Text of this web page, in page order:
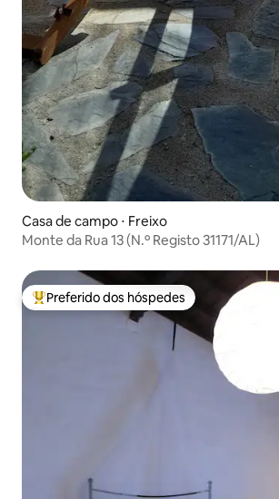
Casa de campo ⋅ Freixo
Monte da Rua 13 (N.º Registo 31171/AL)
Entre os melhores preferidos dos hóspedes
Preferido dos hóspedes